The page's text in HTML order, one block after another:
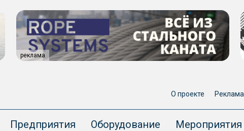
реклама
О проекте Реклама
Предприятия Оборудование Мероприятия